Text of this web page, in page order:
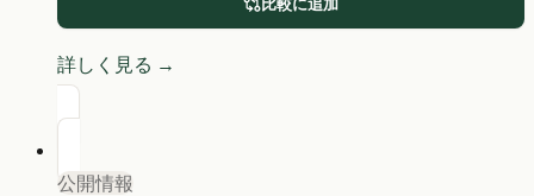
比較に追加
詳しく見る →
公開情報